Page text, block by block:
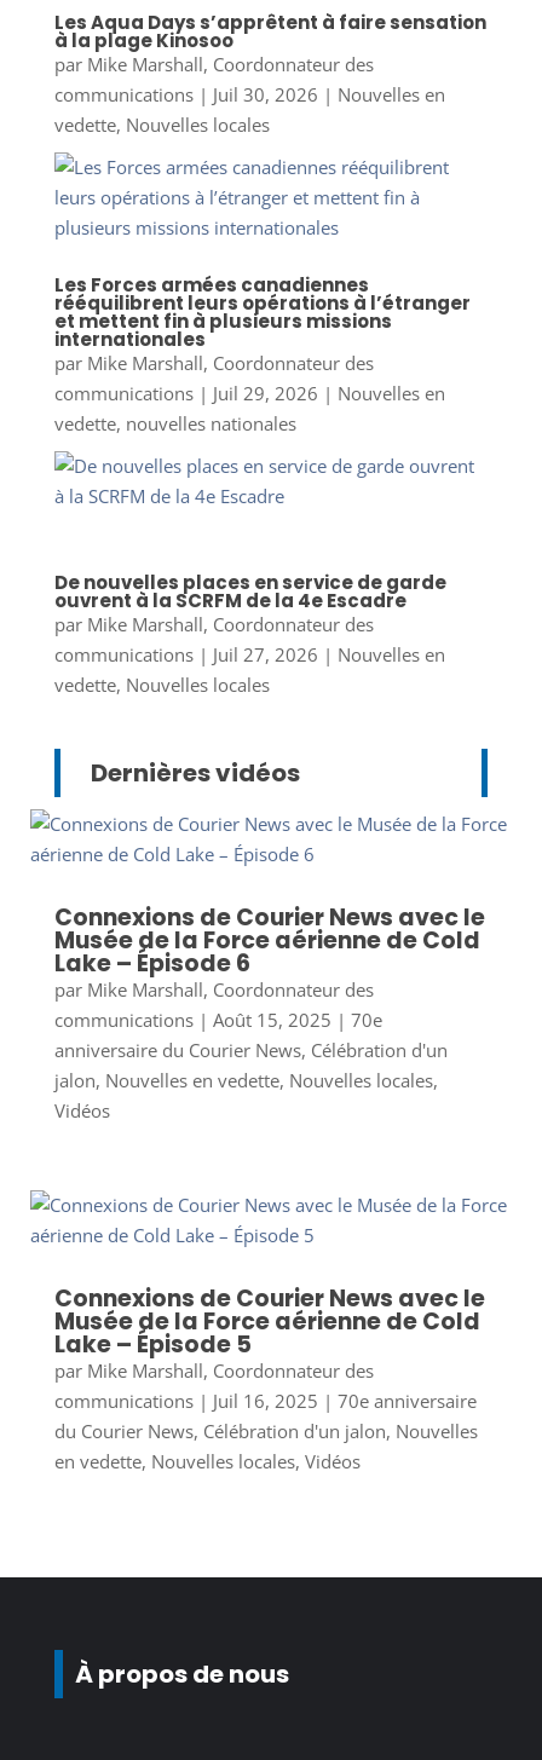
Les Aqua Days s’apprêtent à faire sensation
à la plage Kinosoo
par Mike Marshall, Coordonnateur des
communications| Juil 30, 2026 | Nouvelles en
vedette, Nouvelles locales
Les Forces armées canadiennes
rééquilibrent leurs opérations à l’étranger
et mettent fin à plusieurs missions
internationales
par Mike Marshall, Coordonnateur des
communications| Juil 29, 2026 | Nouvelles en
vedette, nouvelles nationales
De nouvelles places en service de garde
ouvrent à la SCRFM de la 4e Escadre
par Mike Marshall, Coordonnateur des
communications| Juil 27, 2026 | Nouvelles en
vedette, Nouvelles locales
Dernières vidéos
Connexions de Courier News avec le
Musée de la Force aérienne de Cold
Lake – Épisode 6
par Mike Marshall, Coordonnateur des
communications| Août 15, 2025 | 70e
anniversaire du Courier News, Célébration d'un
jalon, Nouvelles en vedette, Nouvelles locales,
Vidéos
Connexions de Courier News avec le
Musée de la Force aérienne de Cold
Lake – Épisode 5
par Mike Marshall, Coordonnateur des
communications| Juil 16, 2025 | 70e anniversaire
du Courier News, Célébration d'un jalon, Nouvelles
en vedette, Nouvelles locales, Vidéos
À propos de nous